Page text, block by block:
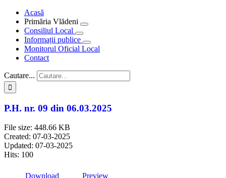
Acasă
Primăria Vlădeni
Consiliul Local
Informații publice
Monitorul Oficial Local
Contact
Cautare...
P.H. nr. 09 din 06.03.2025
File size: 448.66 KB
Created: 07-03-2025
Updated: 07-03-2025
Hits: 100
Download Preview